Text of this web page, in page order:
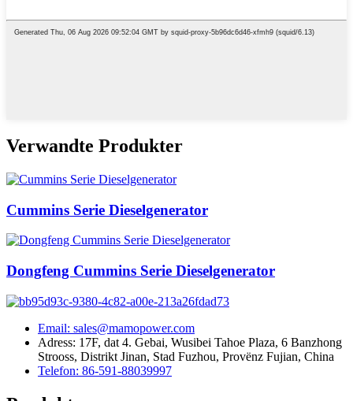
Verwandte Produkter
Cummins Serie Dieselgenerator
Dongfeng Cummins Serie Dieselgenerator
Email: sales@mamopower.com
Adress: 17F, dat 4. Gebai, Wusibei Tahoe Plaza, 6 Banzhong
Strooss, Distrikt Jinan, Stad Fuzhou, Provënz Fujian, China
Telefon: 86-591-88039997